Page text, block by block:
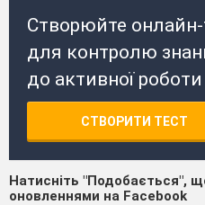
Створюйте онлайн-
для контролю
до активної
СТВОРИТИ ТЕСТ
Натисніть "Подобається",
оновленнями на Facebook